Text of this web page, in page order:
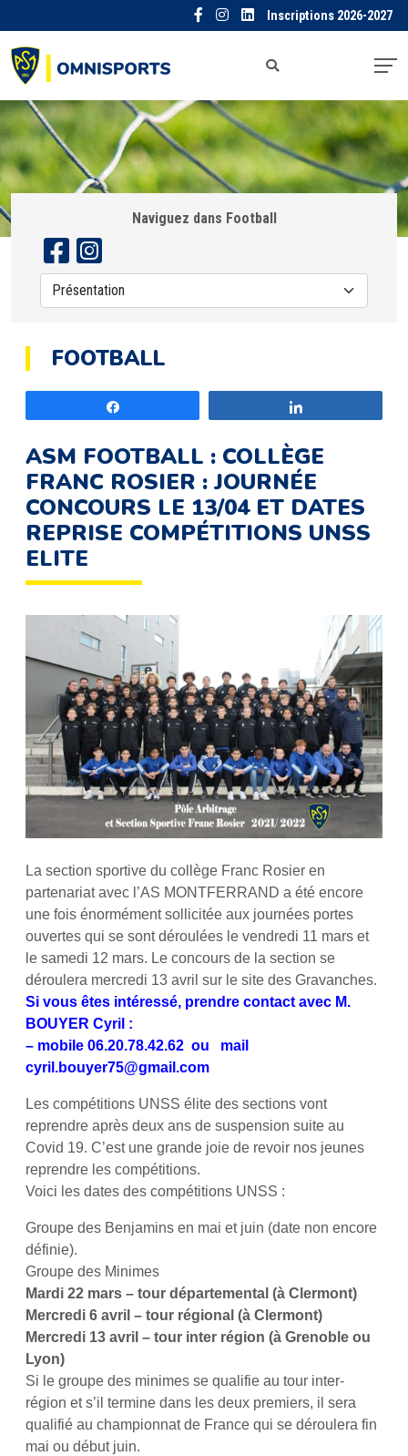
Inscriptions 2026-2027
Naviguez dans Football
FOOTBALL
ASM FOOTBALL : COLLÈGE
FRANC ROSIER : JOURNÉE
CONCOURS LE 13/04 ET DATES
REPRISE COMPÉTITIONS UNSS
ELITE
La section sportive du collège Franc Rosier en
partenariat avec l’AS MONTFERRAND a été encore
une fois énormément sollicitée aux journées portes
ouvertes qui se sont déroulées le vendredi 11 mars et
le samedi 12 mars. Le concours de la section se
déroulera mercredi 13 avril sur le site des Gravanches.
Si vous êtes intéressé, prendre contact avec M.
BOUYER Cyril :
– mobile 06.20.78.42.62 ou mail
cyril.bouyer75@gmail.com
Les compétitions UNSS élite des sections vont
reprendre après deux ans de suspension suite au
Covid 19. C’est une grande joie de revoir nos jeunes
reprendre les compétitions.
Voici les dates des compétitions UNSS :
Groupe des Benjamins en mai et juin (date non encore
définie).
Groupe des Minimes
Mardi 22 mars – tour départemental (à Clermont)
Mercredi 6 avril – tour régional (à Clermont)
Mercredi 13 avril – tour inter région (à Grenoble ou
Lyon)
Si le groupe des minimes se qualifie au tour inter-
région et s’il termine dans les deux premiers, il sera
qualifié au championnat de France qui se déroulera fin
mai ou début juin.